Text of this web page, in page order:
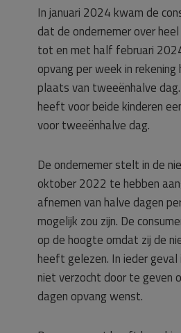
In januari 2024 kwam de
dat de ondernemer over
tot en met half februari
opvang per week in
plaats van tweeënhalve
heeft voor beide kinderen
voor tweeënhalve dag.
De ondernemer stelt in de
oktober 2022 te hebben
afnemen van halve dagen
mogelijk zou zijn. De
op de hoogte omdat zij de
heeft gelezen. In ieder geval
niet verzocht door te geven
dagen opvang wenst.